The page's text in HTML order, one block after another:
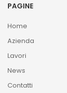
PAGINE
Home
Azienda
Lavori
News
Contatti